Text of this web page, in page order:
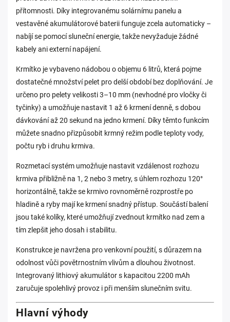
přítomnosti. Díky integrovanému solárnímu panelu a
vestavěné akumulátorové baterii funguje zcela automaticky –
nabíjí se pomocí sluneční energie, takže nevyžaduje žádné
kabely ani externí napájení.
Krmítko je vybaveno nádobou o objemu 6 litrů, která pojme
dostatečné množství pelet pro delší období bez doplňování. Je
určeno pro pelety velikosti 3–10 mm (nevhodné pro vločky či
tyčinky) a umožňuje nastavit 1 až 6 krmení denně, s dobou
dávkování až 20 sekund na jedno krmení. Díky těmto funkcím
můžete snadno přizpůsobit krmný režim podle teploty vody,
počtu ryb i druhu krmiva.
Rozmetací systém umožňuje nastavit vzdálenost rozhozu
krmiva přibližně na 1, 2 nebo 3 metry, s úhlem rozhozu 120°
horizontálně, takže se krmivo rovnoměrně rozprostře po
hladině a ryby mají ke krmení snadný přístup. Součástí balení
jsou také kolíky, které umožňují zvednout krmítko nad zem a
tím zlepšit jeho dosah i stabilitu.
Konstrukce je navržena pro venkovní použití, s důrazem na
odolnost vůči povětrnostním vlivům a dlouhou životnost.
Integrovaný lithiový akumulátor s kapacitou 2200 mAh
zaručuje spolehlivý provoz i při menším slunečním svitu.
Hlavní výhody